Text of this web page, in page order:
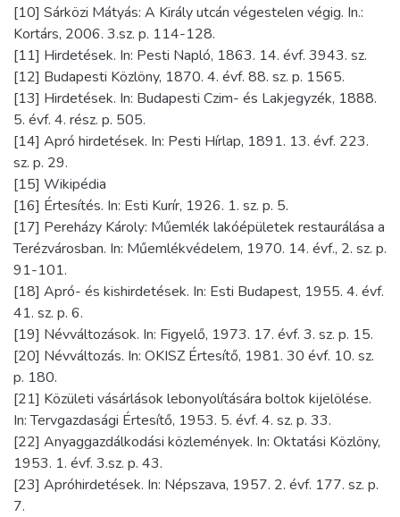
[10] Sárközi Mátyás: A Király utcán végestelen végig. In.:
Kortárs, 2006. 3.sz. p. 114-128.
[11] Hirdetések. In: Pesti Napló, 1863. 14. évf. 3943. sz.
[12] Budapesti Közlöny, 1870. 4. évf. 88. sz. p. 1565.
[13] Hirdetések. In: Budapesti Czim- és Lakjegyzék, 1888.
5. évf. 4. rész. p. 505.
[14] Apró hirdetések. In: Pesti Hírlap, 1891. 13. évf. 223.
sz. p. 29.
[15] Wikipédia
[16] Értesítés. In: Esti Kurír, 1926. 1. sz. p. 5.
[17] Pereházy Károly: Műemlék lakóépületek restaurálása a
Terézvárosban. In: Műemlékvédelem, 1970. 14. évf., 2. sz. p.
91-101.
[18] Apró- és kishirdetések. In: Esti Budapest, 1955. 4. évf.
41. sz. p. 6.
[19] Névváltozások. In: Figyelő, 1973. 17. évf. 3. sz. p. 15.
[20] Névváltozás. In: OKISZ Értesítő, 1981. 30 évf. 10. sz.
p. 180.
[21] Közületi vásárlások lebonyolítására boltok kijelölése.
In: Tervgazdasági Értesítő, 1953. 5. évf. 4. sz. p. 33.
[22] Anyaggazdálkodási közlemények. In: Oktatási Közlöny,
1953. 1. évf. 3.sz. p. 43.
[23] Apróhirdetések. In: Népszava, 1957. 2. évf. 177. sz. p.
7.